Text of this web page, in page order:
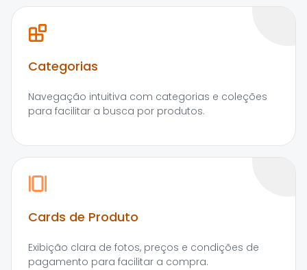
Categorias
Navegação intuitiva com categorias e coleções
para facilitar a busca por produtos.
Cards de Produto
Exibição clara de fotos, preços e condições de
pagamento para facilitar a compra.